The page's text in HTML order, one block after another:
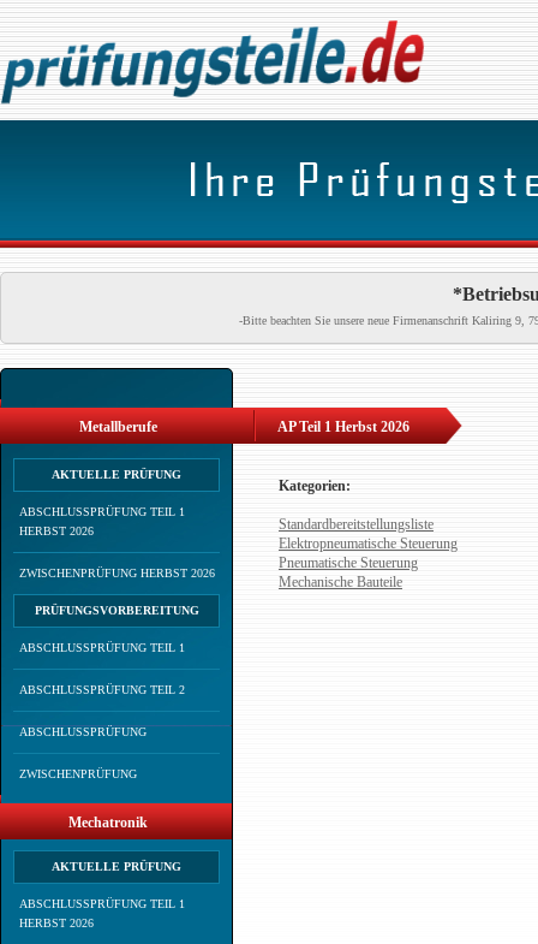
-Bitte beachten Sie unsere neue Firmenanschrift Kaliring 9,
Metallberufe
AKTUELLE PRÜFUNG
ABSCHLUSSPRÜFUNG TEIL 1
HERBST 2026
ZWISCHENPRÜFUNG HERBST 2026
PRÜFUNGSVORBEREITUNG
ABSCHLUSSPRÜFUNG TEIL 1
ABSCHLUSSPRÜFUNG TEIL 2
ABSCHLUSSPRÜFUNG
ZWISCHENPRÜFUNG
Mechatronik
AKTUELLE PRÜFUNG
ABSCHLUSSPRÜFUNG TEIL 1
HERBST 2026
AP Teil 1 Herbst 2026
Kategorien:
Standardbereitstellungsliste
Elektropneumatische Steuerung
Pneumatische Steuerung
Mechanische Bauteile